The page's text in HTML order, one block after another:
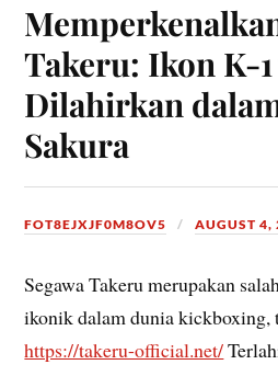
Takeru: Ikon K-
Dilahirkan
Sakura
FOT8EJXJF0M8OV5 AUGUST 4,
Segawa Takeru merupakan
ikonik dalam dunia kickboxing,
https://takeru-official.net/